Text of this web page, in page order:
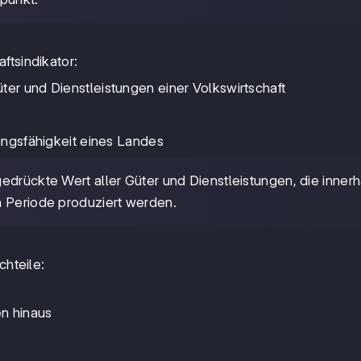
und Dienstleistungen einer Volkswirtschaft
eines Landes
Wert aller Güter und Dienstleistungen, die
Periode produziert werden.
hinaus